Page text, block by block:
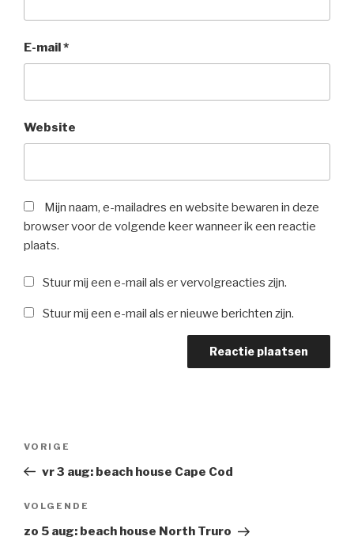
E-mail *
Website
Mijn naam, e-mailadres en website bewaren in deze
browser voor de volgende keer wanneer ik een reactie
plaats.
Stuur mij een e-mail als er vervolgreacties zijn.
Stuur mij een e-mail als er nieuwe berichten zijn.
Vorig
bericht
VORIGE
vr 3 aug: beach house Cape Cod
Volgend
Bericht
VOLGENDE
zo 5 aug: beach house North Truro